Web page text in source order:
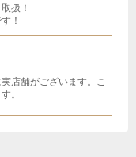
扱！
！
店舗がございます。こ
。